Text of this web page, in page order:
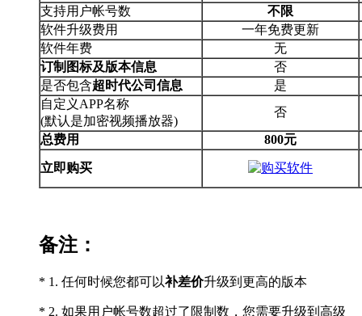
支持用户帐号数
不限
软件升级费用
一年免费更新
软件年费
无
订制图标及版本信息
否
是否包含超时代公司信息
是
自定义APP名称
(默认是加密视频播放器)
否
总费用
800元
立即购买
备注：
* 1. 任何时候您都可以补差价升级到更高的版本
* 2. 如果用户帐号数超过了限制数，您需要升级到高级